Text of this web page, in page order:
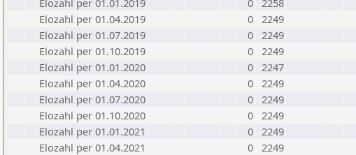
Elozahl per 01.01.2019
0 2258
Elozahl per 01.04.2019
0 2249
Elozahl per 01.07.2019
0 2249
Elozahl per 01.10.2019
0 2249
Elozahl per 01.01.2020
0 2247
Elozahl per 01.04.2020
0 2249
Elozahl per 01.07.2020
0 2249
Elozahl per 01.10.2020
0 2249
Elozahl per 01.01.2021
0 2249
Elozahl per 01.04.2021
0 2249